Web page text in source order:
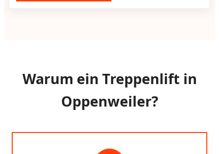
Warum ein Treppenlift in
Oppenweiler?